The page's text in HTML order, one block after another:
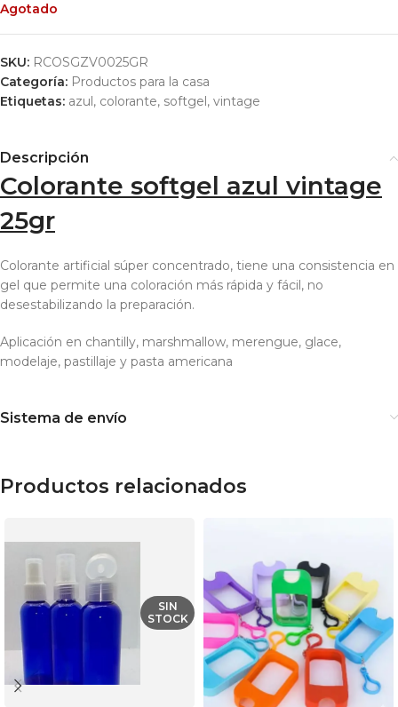
Agotado
SKU: RCOSGZV0025GR
Categoría: Productos para la casa
Etiquetas: azul , colorante, softgel , vintage
Descripción
Colorante softgel azul vintage
25gr
Colorante artificial súper concentrado, tiene una consistencia en
gel que permite una coloración más rápida y fácil, no
desestabilizando la preparación.
Aplicación en chantilly, marshmallow, merengue, glace,
modelaje, pastillaje y pasta americana
Sistema de envío
Productos relacionados
SIN
STOCK